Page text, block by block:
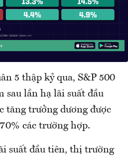
5 thập kỷ qua, S&P 500
sau lần hạ lãi suất đầu
tăng trưởng dương được
các trường hợp.
suất đầu tiên, thị trường